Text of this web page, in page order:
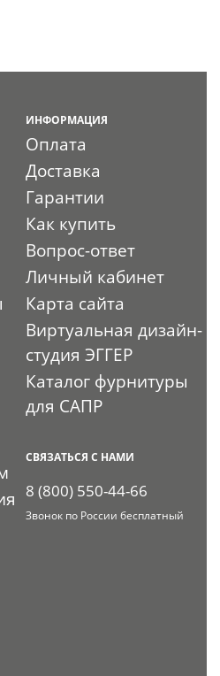
ИНФОРМАЦИЯ
Оплата
Доставка
Гарантии
Как купить
Вопрос-ответ
Личный кабинет
Карта сайта
Виртуальная дизайн-
студия ЭГГЕР
Каталог фурнитуры
для САПР
СВЯЗАТЬСЯ С НАМИ
8 (800) 550-44-66
Звонок по России бесплатный